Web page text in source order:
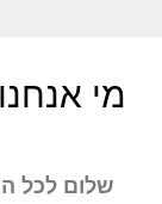
מי
שלום לכל